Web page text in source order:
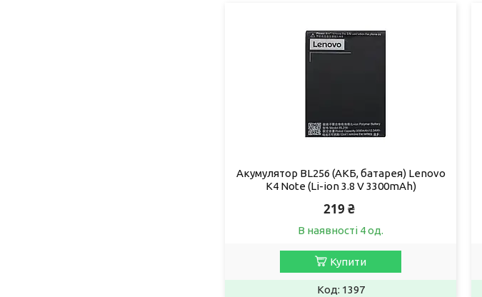
Акумулятор BL256 (АКБ, батарея) Lenovo
K4 Note (Li-ion 3.8 V 3300mAh)
219 ₴
В наявності 4 од.
Купити
1397